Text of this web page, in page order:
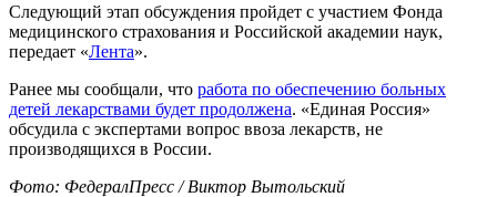
Следующий этап обсуждения пройдет с участием Фонда
медицинского страхования и Российской академии наук,
передает «Лента».
Ранее мы сообщали, что работа по обеспечению больных
детей лекарствами будет продолжена. «Единая Россия»
обсудила с экспертами вопрос ввоза лекарств, не
производящихся в России.
Фото: ФедералПресс / Виктор Вытольский